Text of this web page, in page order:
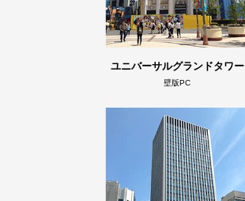
ユニバーサルグランドタワー
壁版PC